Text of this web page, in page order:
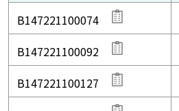
B147221100074
B147221100092
B147221100127